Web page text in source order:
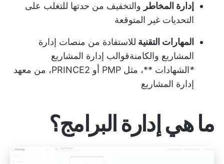
إدارة المخاطر والتخفيف من حدتها للتغلب على
التحديات غير المتوقعة
المهارات التقنية للاستفادة من منصات إدارة
المشاريع والكامنةقوالب إدارة المشاريع
*
الشهادات **، مثل PMP أو PRINCE2، من معهد
إدارة المشاريع
ما هي إدارة البرامج؟